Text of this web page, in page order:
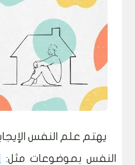
يهتم علم النفس
النفس بموضوعات مثل: